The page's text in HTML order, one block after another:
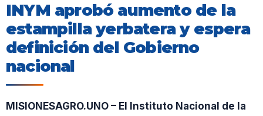
INYM aprobó aumento de la
estampilla yerbatera y espera
definición del Gobierno
nacional
MISIONESAGRO.UNO – El Instituto Nacional de la